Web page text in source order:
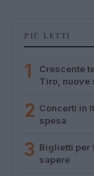
PIÙ LETTI
1
Crescente
Tiro, nuove
2 Concerti in
spesa
3 Biglietti per
sapere